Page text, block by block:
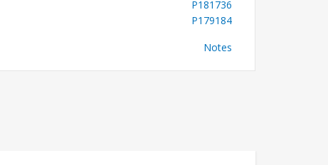
P181736
P179184
Notes